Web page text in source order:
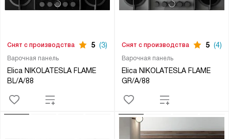
Варочная панель
Elica NIKOLATESLA FLAME
BL/A/88
Снят с производства 5 (3)
Варочная панель
Elica NIKOLATESLA FLAME
GR/A/88
Снят с производства 5 (4)